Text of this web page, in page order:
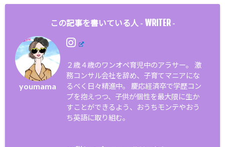
この記事を書いている人 - WRITER-
youmama
２歳４歳のワンオペ育児中のアラサー。 激
務コンサル会社を辞め、子育てマニアにな
るべく日々精進中。 慶応経済卒で学歴コン
プを抱えつつ、子供が個性を最大限に生か
すことができるよう、おうちモンテやおう
ち英語に取り組む。